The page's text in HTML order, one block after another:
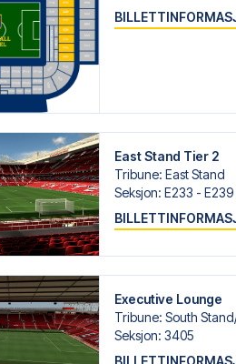
oppleve Manchester United på Old
din fotballreisedrøm!
East Stand Tier 2
Tribune: East Stand
Seksjon: E233 - E239
Executive Lounge
Tribune: South
Seksjon: 3405